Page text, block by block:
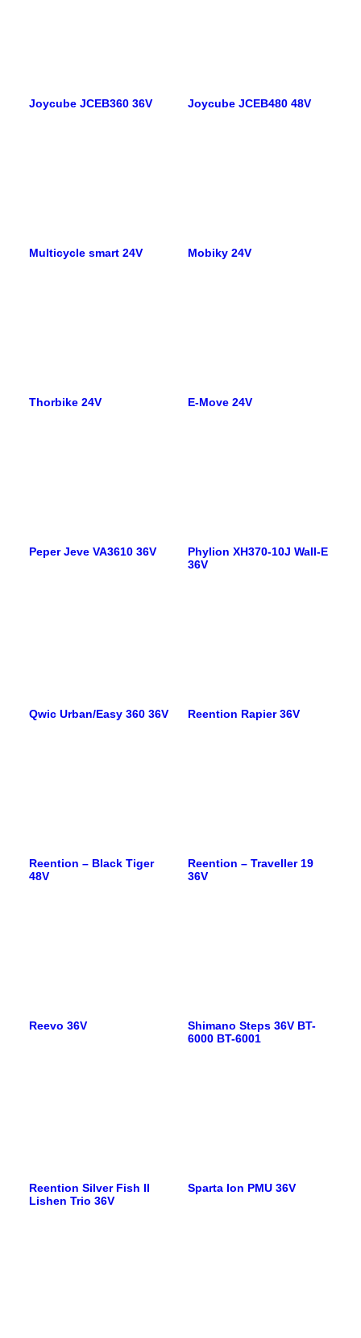
Joycube JCEB360 36V Joycube JCEB480 48V
Multicycle smart 24V Mobiky 24V
Thorbike 24V E-Move 24V
Peper Jeve VA3610 36V
Phylion XH370-10J Wall-E
36V
Qwic Urban/Easy 360 36V Reention Rapier 36V
Reention – Black Tiger
48V
Reention – Traveller 19
36V
Reevo 36V
Shimano Steps 36V BT-
6000 BT-6001
Reention Silver Fish II
Lishen Trio 36V
Sparta Ion PMU 36V